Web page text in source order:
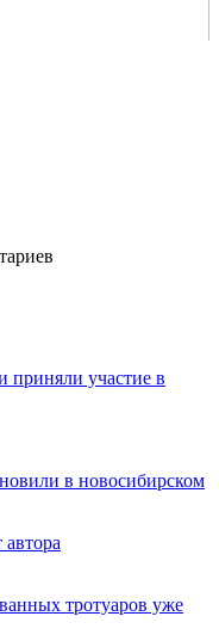
приняли участие в
в новосибирском
тротуаров уже